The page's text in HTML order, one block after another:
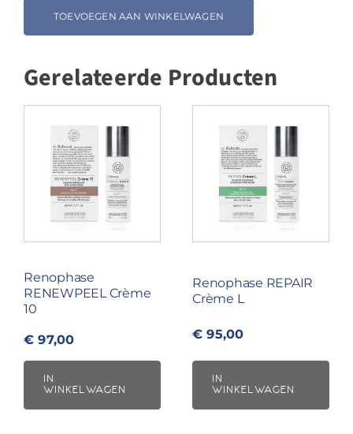
Fluide
TOEVOEGEN AAN WINKELWAGEN
Gerelateerde Producten
Renophase
RENEWPEEL Crème
10
€ 97,00
IN
WINKELWAGEN
Renophase REPAIR
Crème L
€ 95,00
IN
WINKELWAGEN